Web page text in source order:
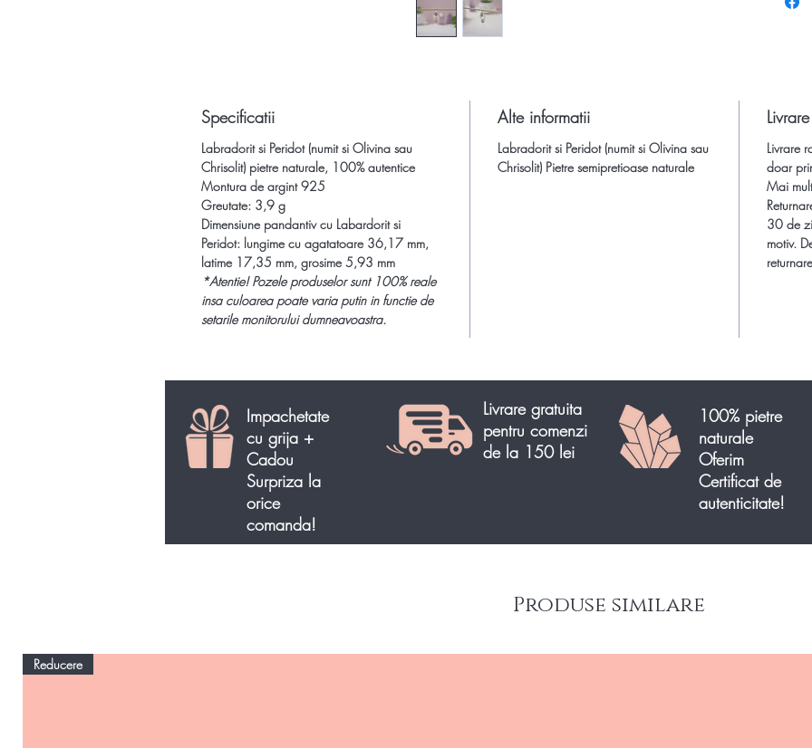
rapida
Specificatii
Labradorit si Peridot (numit si Olivina sau
Chrisolit) pietre naturale, 100% autentice
Montura de argint 925
Greutate: 3,9 g
Dimensiune pandantiv cu Labardorit si
Peridot: lungime cu agatatoare 36,17 mm,
latime 17,35 mm, grosime 5,93 mm
*Atentie!Pozele produselor sunt 100% reale
insa culoarea poate varia putin in functie de
setarile monitorului dumneavoastra.
Alte informatii
Labradorit si Peridot (numit si Olivina sau
Chrisolit) Pietre semipretioase naturale
Livrare
doar
Mai
30 de
motiv.
Impachetate
cu grija +
Cadou
Surpriza la
orice
comanda!
Livrare gratuita
pentru comenzi
de la 150 lei
100% pietre
naturale
Oferim
Certificat de
autenticitate!
Produse similare
Reducere